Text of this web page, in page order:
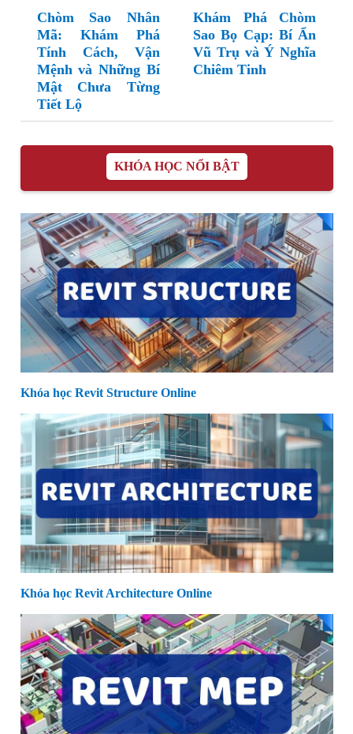
Chòm Sao Nhân
Mã: Khám Phá
Tính Cách, Vận
Mệnh và Những Bí
Mật Chưa Từng
Tiết Lộ
Khám Phá Chòm
Sao Bọ Cạp: Bí Ẩn
Vũ Trụ và Ý Nghĩa
Chiêm Tinh
KHÓA HỌC NỔI BẬT
Khóa học Revit Structure Online
Khóa học Revit Architecture Online